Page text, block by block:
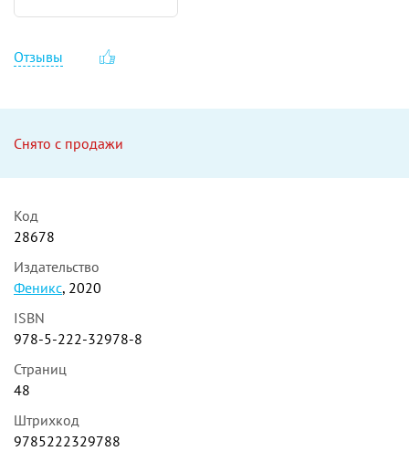
Отзывы
Снято с продажи
Код
28678
Издательство
Феникс, 2020
ISBN
978-5-222-32978-8
Страниц
48
Штрихкод
9785222329788